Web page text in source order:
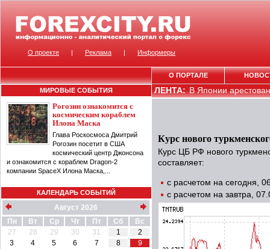
МИРОВЫЕ СОБЫТИЯ
Рогозин ознакомится с
космическим кораблем
Илона Маска
Глава Роскосмоса Дмитрий
Рогозин посетит в США
космический центр Джонсона
и ознакомится с кораблем Dragon-2
компании SpaceX Илона Маска,...
КАЛЕНДАРЬ СОБЫТИЙ
Август 2026
Пн
Вт Ср Чт Пт Сб
Вс
27
28 29 30 31 1
2
3
4 5 6 7 8
9
ЛЕНТА:В Японии
Курс нового
Курс ЦБ РФ нового
составляет:
с расчетом на сегодня,
с расчетом на завтра,
О проекте | Реклама | Информеры
О ПОРТАЛЕ